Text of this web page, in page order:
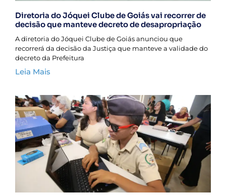
Diretoria do Jóquei Clube de Goiás vai recorrer de
decisão que manteve decreto de desapropriação
A diretoria do Jóquei Clube de Goiás anunciou que
recorrerá da decisão da Justiça que manteve a validade do
decreto da Prefeitura
Leia Mais